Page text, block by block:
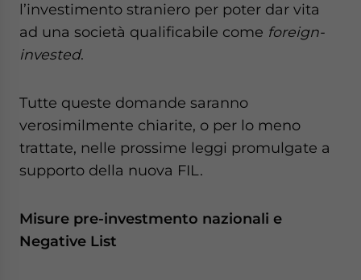
l’investimento straniero per poter dar vita
ad una società qualificabile come foreign-
invested.
Tutte queste domande saranno
verosimilmente chiarite, o per lo meno
trattate, nelle prossime leggi promulgate a
supporto della nuova FIL.
Misure pre-investmento nazionali e
Negative List